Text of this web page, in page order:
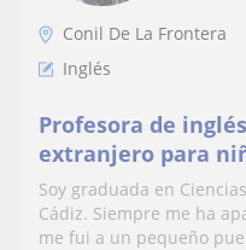
Conil De La Frontera
Inglés
Profesora de
extranjero para
Soy graduada en
Cádiz. Siempre me ha
me fui a un pequeño